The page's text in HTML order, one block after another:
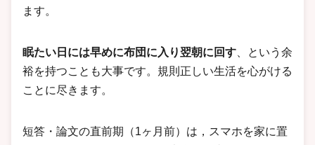
ます。
眠たい日には早めに布団に入り翌朝に回す 、という余
裕を持つことも大事です。規則正しい生活を心がける
ことに尽きます。
短答・論文の直前期（1ヶ月前）は，スマホを家に置